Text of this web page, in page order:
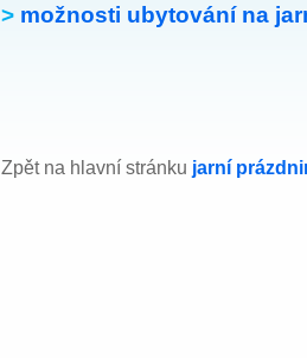
> možnosti ubytování na
Zpět na hlavní stránku jarní